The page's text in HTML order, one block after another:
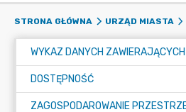
STRONA GŁÓWNA URZĄD MIASTA
DOSTĘPNOŚĆ